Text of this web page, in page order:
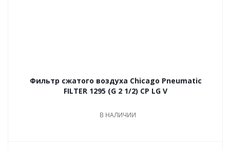
Фильтр сжатого воздуха Chicago Pneumatic
FILTER 1295 (G 2 1/2) CP LG V
В НАЛИЧИИ